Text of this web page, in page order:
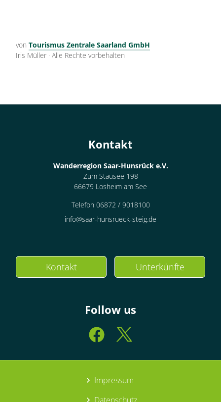
von Tourismus Zentrale Saarland GmbH
Iris Müller · Alle Rechte vorbehalten
Kontakt
Wanderregion Saar-Hunsrück e.V.
Zum Stausee 198
66679 Losheim am See
Telefon 06872 / 9018100
info@saar-hunsrueck-steig.de
Kontakt Unterkünfte
Follow us
Impressum